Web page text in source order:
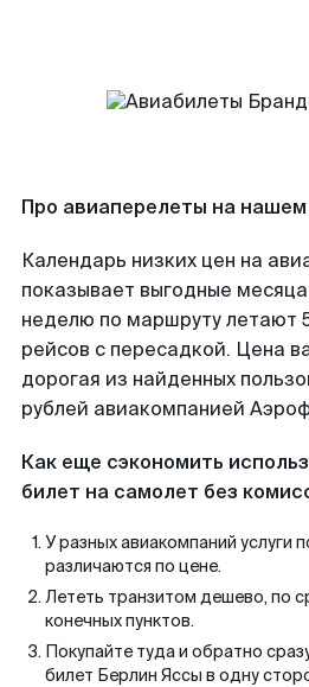
Про авиаперелеты на
Календарь низких цен на
показывает выгодные
неделю по маршруту летают
рейсов с пересадкой. Цена
дорогая из найденных
рублей авиакомпанией
Как еще сэкономить
билет на самолет без
У разных авиакомпаний услуги
различаются по цене.
Лететь транзитом дешево, по
конечных пунктов.
Покупайте туда и обратно
билет Берлин Яссы в одну